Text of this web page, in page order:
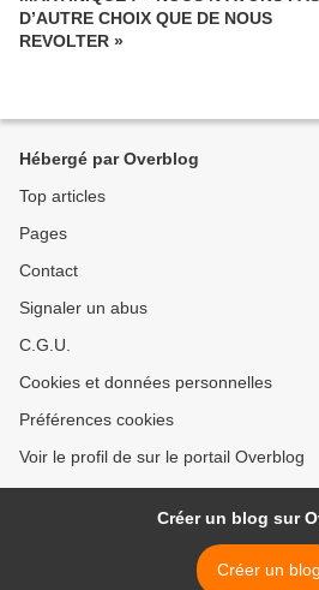
D’AUTRE CHOIX QUE DE NOUS
REVOLTER »
Hébergé par Overblog
Top articles
Pages
Contact
Signaler un abus
C.G.U.
Cookies et données personnelles
Préférences cookies
Voir le profil de sur le portail Overblog
Créer un blog sur
Créer un blog